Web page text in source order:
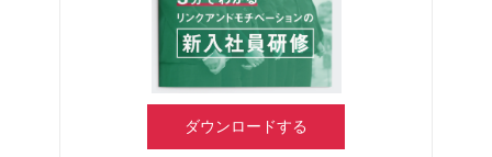
ダウンロードする